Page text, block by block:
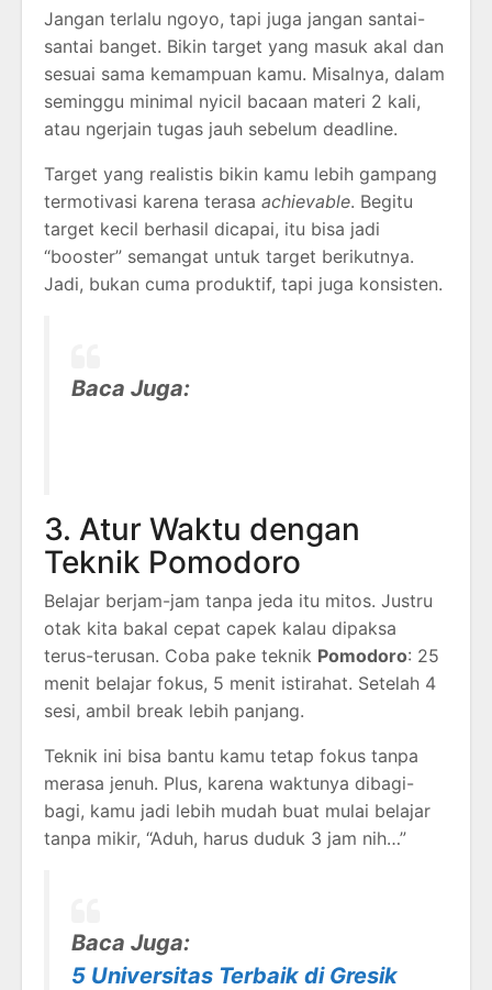
Jangan terlalu ngoyo, tapi juga jangan santai-
santai banget. Bikin target yang masuk akal dan
sesuai sama kemampuan kamu. Misalnya, dalam
seminggu minimal nyicil bacaan materi 2 kali,
atau ngerjain tugas jauh sebelum deadline.
Target yang realistis bikin kamu lebih gampang
termotivasi karena terasa achievable. Begitu
target kecil berhasil dicapai, itu bisa jadi
“booster” semangat untuk target berikutnya.
Jadi, bukan cuma produktif, tapi juga konsisten.
Baca Juga:
3. Atur Waktu dengan
Teknik Pomodoro
Belajar berjam-jam tanpa jeda itu mitos. Justru
otak kita bakal cepat capek kalau dipaksa
terus-terusan. Coba pake teknik Pomodoro: 25
menit belajar fokus, 5 menit istirahat. Setelah 4
sesi, ambil break lebih panjang.
Teknik ini bisa bantu kamu tetap fokus tanpa
merasa jenuh. Plus, karena waktunya dibagi-
bagi, kamu jadi lebih mudah buat mulai belajar
tanpa mikir, “Aduh, harus duduk 3 jam nih…”
Baca Juga:
5 Universitas Terbaik di Gresik